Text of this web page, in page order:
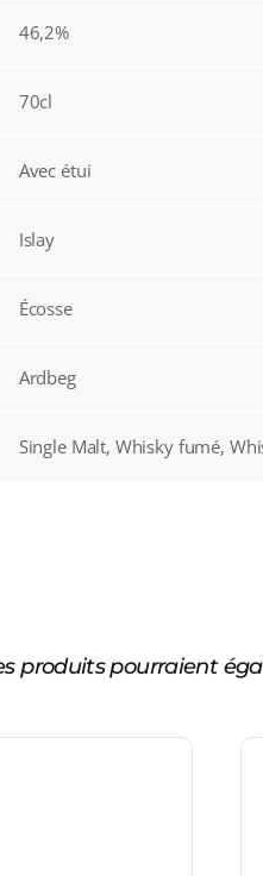
46,2%
70cl
Avec étui
Islay
Écosse
Ardbeg
Single Malt, Whisky fumé,
produits pourraient